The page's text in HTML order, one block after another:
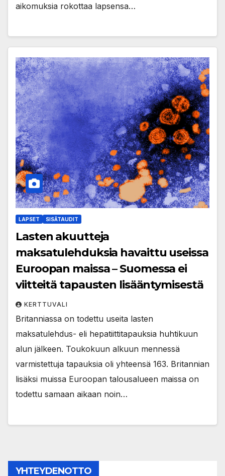
aikomuksia rokottaa lapsensa…
LAPSET SISÄTAUDIT
Lasten akuutteja
maksatulehduksia havaittu useissa
Euroopan maissa – Suomessa ei
viitteitä tapausten lisääntymisestä
KERTTUVALI
Britanniassa on todettu useita lasten
maksatulehdus- eli hepatiittitapauksia huhtikuun
alun jälkeen. Toukokuun alkuun mennessä
varmistettuja tapauksia oli yhteensä 163. Britannian
lisäksi muissa Euroopan talousalueen maissa on
todettu samaan aikaan noin…
YHTEYDENOTTO